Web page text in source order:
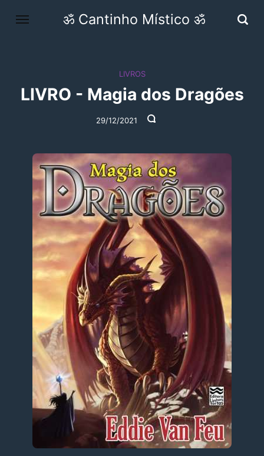
ॐ Cantinho Místico ॐ
LIVROS
LIVRO - Magia dos Dragões
29/12/2021